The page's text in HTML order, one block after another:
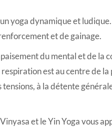
yoga dynamique et
et de gainage.
du mental et de la
respiration est au centre de
tensions, à la détente
et le Yin Yoga vous